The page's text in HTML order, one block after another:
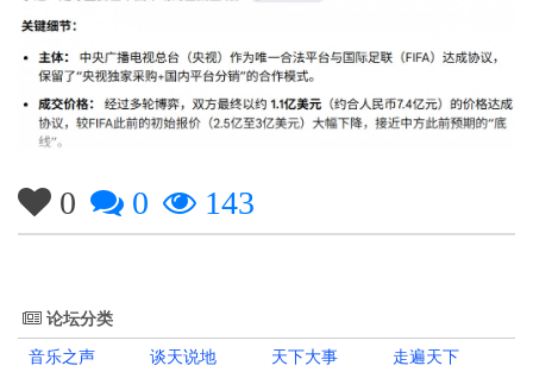
0 0 143
论坛分类
音乐之声
谈天说地 天下大事
走遍天下